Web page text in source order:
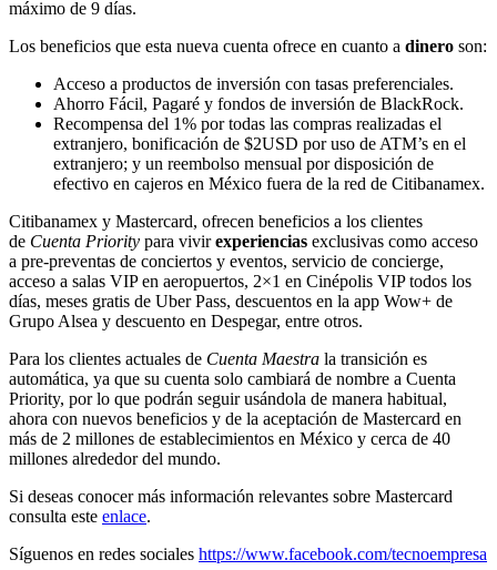
máximo de 9 días.
Los beneficios que esta nueva cuenta ofrece en cuanto a dinero son:
Acceso a productos de inversión con tasas preferenciales.
Ahorro Fácil, Pagaré y fondos de inversión de BlackRock.
Recompensa del 1% por todas las compras realizadas el
extranjero, bonificación de $2USD por uso de ATM’s en el
extranjero; y un reembolso mensual por disposición de
efectivo en cajeros en México fuera de la red de Citibanamex.
Citibanamex y Mastercard, ofrecen beneficios a los clientes
de Cuenta Priority para vivirexperiencias exclusivas como acceso
a pre-preventas de conciertos y eventos, servicio de concierge,
acceso a salas VIP en aeropuertos, 2×1 en Cinépolis VIP todos los
días, meses gratis de Uber Pass, descuentos en la app Wow+ de
Grupo Alsea y descuento en Despegar, entre otros.
Para los clientes actuales de Cuenta Maestra la transición es
automática, ya que su cuenta solo cambiará de nombre a Cuenta
Priority, por lo que podrán seguir usándola de manera habitual,
ahora con nuevos beneficios y de la aceptación de Mastercard en
más de 2 millones de establecimientos en México y cerca de 40
millones alrededor del mundo.
Si deseas conocer más información relevantes sobre Mastercard
consulta este enlace.
Síguenos en redes sociales https://www.facebook.com/tecnoempresa